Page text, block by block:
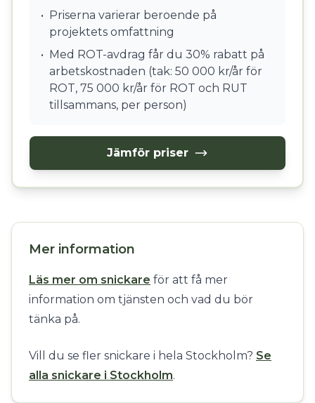
• Priserna varierar beroende på
projektets omfattning
• Med ROT-avdrag får du 30% rabatt på
arbetskostnaden (tak: 50 000 kr/år för
ROT, 75 000 kr/år för ROT och RUT
tillsammans, per person)
Jämför priser
Mer information
Läs mer om snickare för att få mer
information om tjänsten och vad du bör
tänka på.
Vill du se fler snickare i hela Stockholm? Se
alla snickare i Stockholm.